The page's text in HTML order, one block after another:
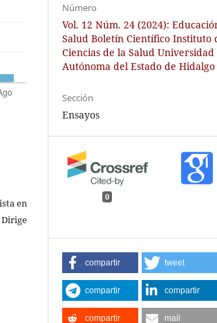
en
Número
Vol. 12 Núm. 24 (2024):
Salud Boletín Científico Instituto
Ciencias de la Salud Universidad
Autónoma del Estado de Hidalgo
Sección
Ensayos
0
compartir tweet
compartir compartir
compartir mail